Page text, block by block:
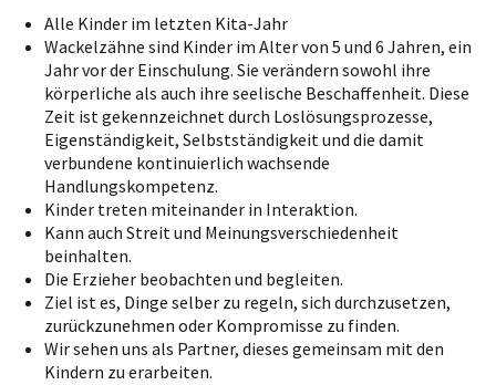
Alle Kinder im letzten Kita-Jahr
Wackelzähne sind Kinder im Alter von 5 und 6 Jahren, ein
Jahr vor der Einschulung. Sie verändern sowohl ihre
körperliche als auch ihre seelische Beschaffenheit. Diese
Zeit ist gekennzeichnet durch Loslösungsprozesse,
Eigenständigkeit, Selbstständigkeit und die damit
verbundene kontinuierlich wachsende
Handlungskompetenz.
Kinder treten miteinander in Interaktion.
Kann auch Streit und Meinungsverschiedenheit
beinhalten.
Die Erzieher beobachten und begleiten.
Ziel ist es, Dinge selber zu regeln, sich durchzusetzen,
zurückzunehmen oder Kompromisse zu finden.
Wir sehen uns als Partner, dieses gemeinsam mit den
Kindern zu erarbeiten.